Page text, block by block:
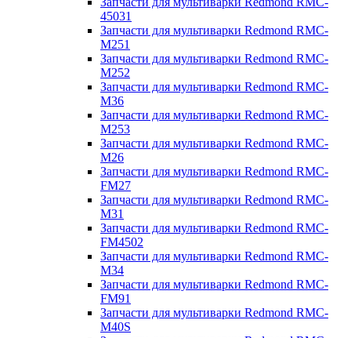
45031
Запчасти для мультиварки Redmond RMC-
M251
Запчасти для мультиварки Redmond RMC-
M252
Запчасти для мультиварки Redmond RMC-
M36
Запчасти для мультиварки Redmond RMC-
M253
Запчасти для мультиварки Redmond RMC-
M26
Запчасти для мультиварки Redmond RMC-
FM27
Запчасти для мультиварки Redmond RMC-
M31
Запчасти для мультиварки Redmond RMC-
FM4502
Запчасти для мультиварки Redmond RMC-
M34
Запчасти для мультиварки Redmond RMC-
FM91
Запчасти для мультиварки Redmond RMC-
M40S